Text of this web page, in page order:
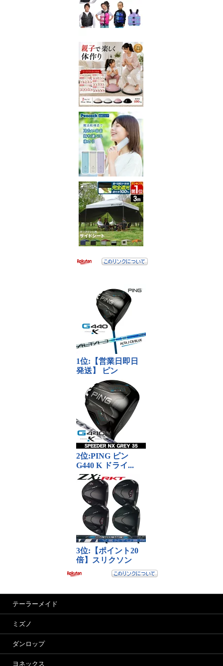
テーラーメイド
ミズノ
ダンロップ
ヨネックス